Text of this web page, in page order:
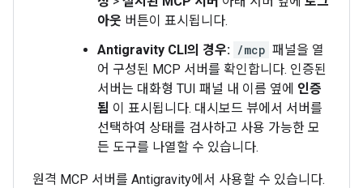
아웃 버튼이 표시됩니다.
Antigravity CLI의 경우: /mcp 패널을 열
어 구성된 MCP 서버를 확인합니다. 인증된
서버는 대화형 TUI 패널 내 이름 옆에 인증
됨 이 표시됩니다. 대시보드 뷰에서 서버를
선택하여 상태를 검사하고 사용 가능한 모
든 도구를 나열할 수 있습니다.
원격 MCP 서버를 Antigravity에서 사용할 수 있습니다.